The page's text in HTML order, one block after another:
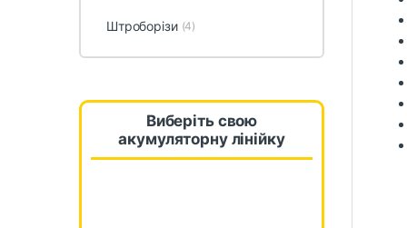
Штроборізи (4)
Виберіть свою
акумуляторну лінійку